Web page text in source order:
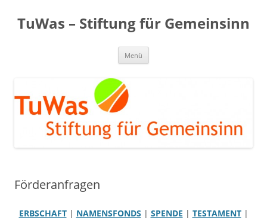
springen
TuWas – Stiftung für Gemeinsinn
Menü
Förderanfragen
ERBSCHAFT| NAMENSFONDS | SPENDE | TESTAMENT|